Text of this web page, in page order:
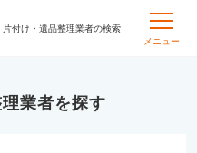
付け・遺品整理業者の検索
メニュー